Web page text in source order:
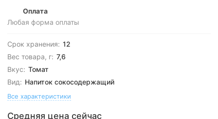
Оплата
Любая форма оплаты
Срок хранения: 12
Вес товара, г: 7,6
Вкус: Томат
Вид: Напиток сокосодержащий
Все характеристики
Средняя цена сейчас